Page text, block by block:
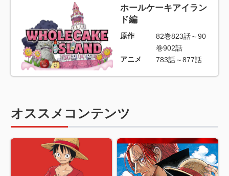
ホールケーキアイラン
ド編
原作
82巻823話～90
巻902話
アニメ
783話～877話
オススメコンテンツ